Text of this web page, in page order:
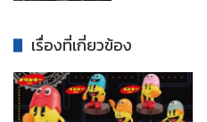
เรื่องที่เกี่ยวข้อง